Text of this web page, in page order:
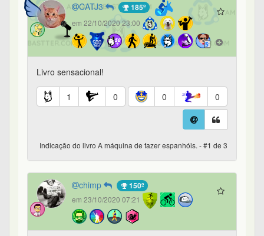
CATJ3 185º
em 22/10/2020 23:00
Livro sensacional!
1 0 0 0
Indicação do livro A máquina de fazer espanhóis. - #1 de 3
chimp 150º
em 23/10/2020 07:21